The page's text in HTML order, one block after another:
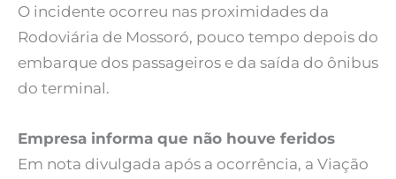
O incidente ocorreu nas proximidades da
Rodoviária de Mossoró, pouco tempo depois do
embarque dos passageiros e da saída do ônibus
do terminal.
Empresa informa que não houve feridos
Em nota divulgada após a ocorrência, a Viação